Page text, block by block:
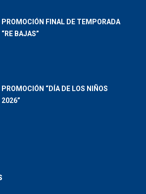
PROMOCIÓN FINAL DE TEMPORADA
“RE BAJAS”
PROMOCIÓN “DÍA DE LOS NIÑOS
2026”